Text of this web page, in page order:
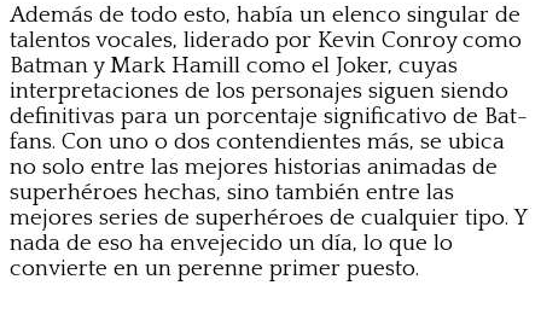
Además de todo esto, había un elenco singular de
talentos vocales, liderado por Kevin Conroy como
Batman y Mark Hamill como el Joker, cuyas
interpretaciones de los personajes siguen siendo
definitivas para un porcentaje significativo de Bat-
fans. Con uno o dos contendientes más, se ubica
no solo entre las mejores historias animadas de
superhéroes hechas, sino también entre las
mejores series de superhéroes de cualquier tipo. Y
nada de eso ha envejecido un día, lo que lo
convierte en un perenne primer puesto.